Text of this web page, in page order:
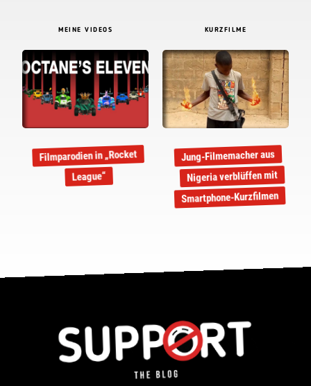
MEINE VIDEOS
Filmparodien in „Rocket
League“
KURZFILME
Jung-Filmemacher aus
Nigeria verblüffen mit
Smartphone-Kurzfilmen